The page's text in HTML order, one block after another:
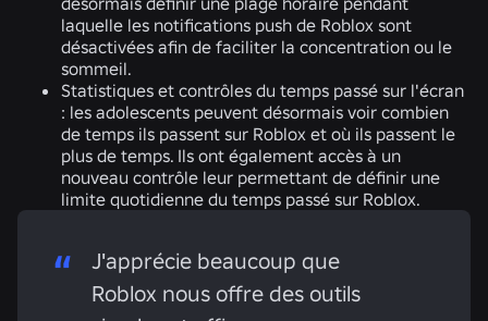
laquelle les notifications push de Roblox sont
désactivées afin de faciliter la concentration ou le
sommeil.
Statistiques et contrôles du temps passé sur l'écran
: les adolescents peuvent désormais voir combien
de temps ils passent sur Roblox et où ils passent le
plus de temps. Ils ont également accès à un
nouveau contrôle leur permettant de définir une
limite quotidienne du temps passé sur Roblox.
J'apprécie beaucoup que
Roblox nous offre des outils